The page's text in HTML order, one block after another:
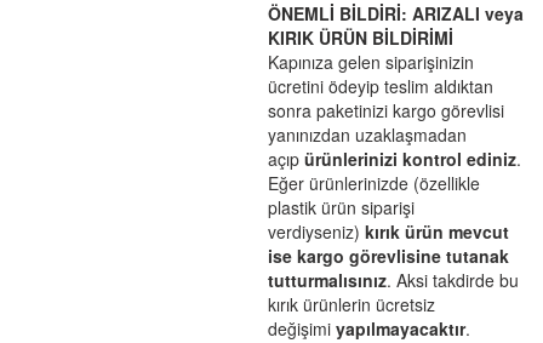
ÖNEMLİ BİLDİRİ: ARIZALI veya
KIRIK ÜRÜN BİLDİRİMİ
Kapınıza gelen siparişinizin
ücretini ödeyip teslim aldıktan
sonra paketinizi kargo görevlisi
yanınızdan uzaklaşmadan
açıpürünlerinizi kontrol ediniz.
Eğer ürünlerinizde (özellikle
plastik ürün siparişi
verdiyseniz)kırık ürün mevcut
ise kargo görevlisine tutanak
tutturmalısınız. Aksi takdirde bu
kırık ürünlerin ücretsiz
değişimiyapılmayacaktır.